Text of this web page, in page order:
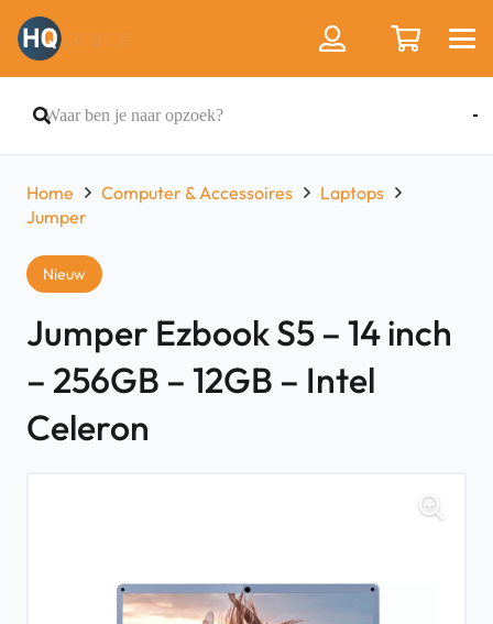
Home Computer & Accessoires
Laptops
Jumper
Nieuw
Jumper Ezbook S5 – 14 inch
– 256GB – 12GB – Intel
Celeron